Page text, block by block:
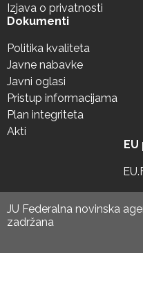
Izjava o privatnosti
Dokumenti
Politika kvaliteta
Javne nabavke
Javni oglasi
Pristup informacijama
Plan integriteta
Akti
JU Federalna novinska
zadržana